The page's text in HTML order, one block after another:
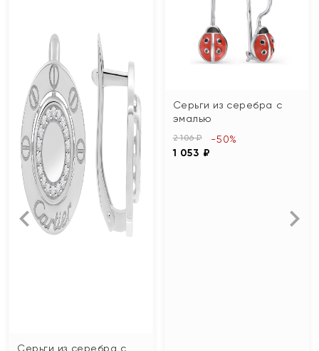
Серьги из серебра с
Серьги из серебра с
эмалью
2 106 ₽
1 053 ₽
-50%